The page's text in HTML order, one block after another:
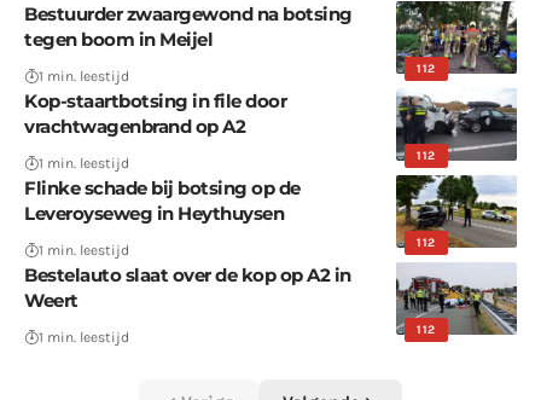
112
Bestuurder zwaargewond na botsing
tegen boom in Meijel
1 min. leestijd
112
Kop-staartbotsing in file door
vrachtwagenbrand op A2
1 min. leestijd
112
Flinke schade bij botsing op de
Leveroyseweg in Heythuysen
1 min. leestijd
112
Bestelauto slaat over de kop op A2 in
Weert
1 min. leestijd